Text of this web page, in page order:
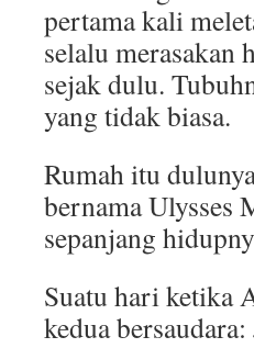
pertama kali
selalu merasakan
sejak dulu.
yang tidak biasa.
Rumah itu
bernama Ulysses
sepanjang
Suatu hari ketika
kedua